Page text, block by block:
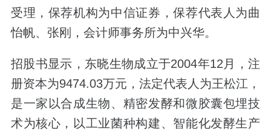
受理，保荐机构为中信证券，保荐代表人为曲
怡帆、张刚，会计师事务所为中兴华。
招股书显示，东晓生物成立于2004年12月，注
册资本为9474.03万元，法定代表人为王松江，
是一家以合成生物、精密发酵和微胶囊包埋技
术为核心，以工业菌种构建、智能化发酵生产